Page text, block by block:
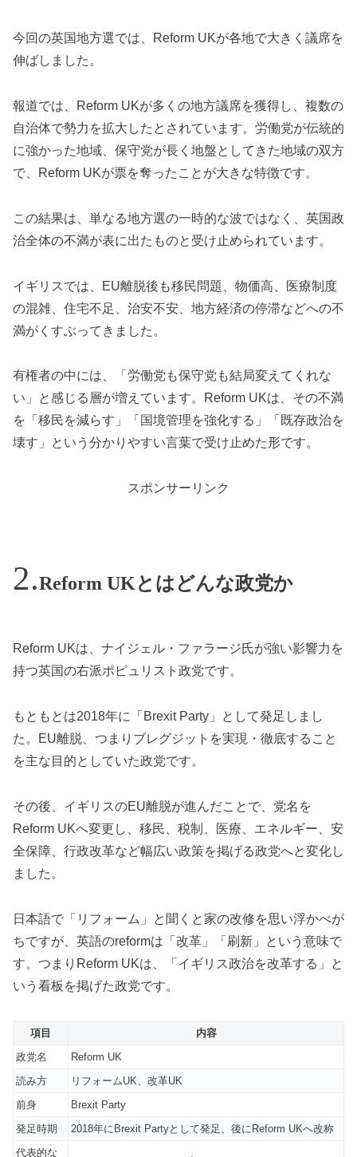
今回の英国地方選では、Reform UKが各地で大きく議席を
伸ばしました。
報道では、Reform UKが多くの地方議席を獲得し、複数の
自治体で勢力を拡大したとされています。労働党が伝統的
に強かった地域、保守党が長く地盤としてきた地域の双方
で、Reform UKが票を奪ったことが大きな特徴です。
この結果は、単なる地方選の一時的な波ではなく、英国政
治全体の不満が表に出たものと受け止められています。
イギリスでは、EU離脱後も移民問題、物価高、医療制度
の混雑、住宅不足、治安不安、地方経済の停滞などへの不
満がくすぶってきました。
有権者の中には、「労働党も保守党も結局変えてくれな
い」と感じる層が増えています。Reform UKは、その不満
を「移民を減らす」「国境管理を強化する」「既存政治を
壊す」という分かりやすい言葉で受け止めた形です。
スポンサーリンク
Reform UKとはどんな政党か
Reform UKは、ナイジェル・ファラージ氏が強い影響力を
持つ英国の右派ポピュリスト政党です。
もともとは2018年に「Brexit Party」として発足しまし
た。EU離脱、つまりブレグジットを実現・徹底すること
を主な目的としていた政党です。
その後、イギリスのEU離脱が進んだことで、党名を
Reform UKへ変更し、移民、税制、医療、エネルギー、安
全保障、行政改革など幅広い政策を掲げる政党へと変化し
ました。
日本語で「リフォーム」と聞くと家の改修を思い浮かべが
ちですが、英語のreformは「改革」「刷新」という意味で
す。つまりReform UKは、「イギリス政治を改革する」と
いう看板を掲げた政党です。
項目
内容
政党名
Reform UK
読み方
リフォームUK、改革UK
前身
Brexit Party
発足時期
2018年にBrexit Partyとして発足、後にReform UKへ改称
代表的な